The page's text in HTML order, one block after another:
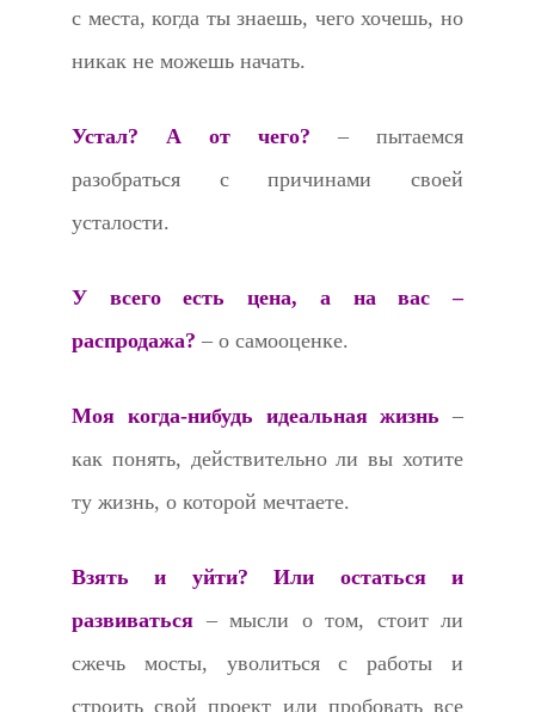
с места, когда ты знаешь, чего хочешь, но
никак не можешь начать.
Устал? А от чего? – пытаемся
разобраться с причинами своей
усталости.
У всего есть цена, а на вас –
распродажа? – о самооценке.
Моя когда-нибудь идеальная жизнь –
как понять, действительно ли вы хотите
ту жизнь, о которой мечтаете.
Взять и уйти? Или остаться и
развиваться – мысли о том, стоит ли
сжечь мосты, уволиться с работы и
строить свой проект или пробовать все